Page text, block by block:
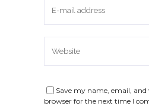
Save my name, email,
browser for the next time I